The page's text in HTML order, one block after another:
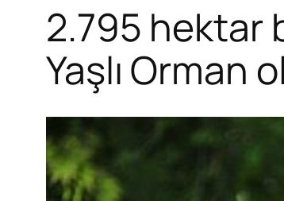
2.795 hektar
Yaşlı Orman